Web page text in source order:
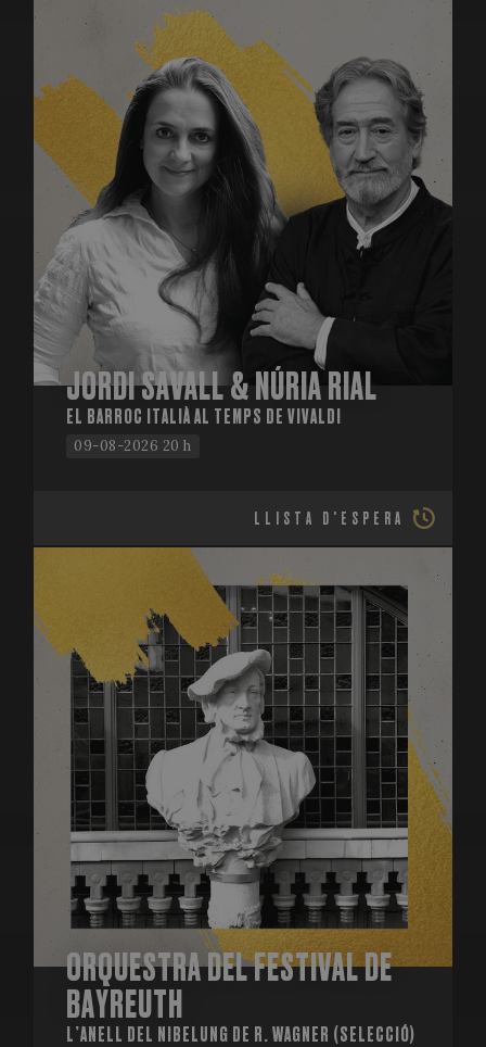
JORDI SAVALL & NÚRIA RIAL
EL BARROC ITALIÀ AL TEMPS DE VIVALDI
09-08-2026 20 h
LLISTA D'ESPERA
ORQUESTRA DEL FESTIVAL DE
BAYREUTH
L’ANELL DEL NIBELUNG DE R. WAGNER (SELECCIÓ)